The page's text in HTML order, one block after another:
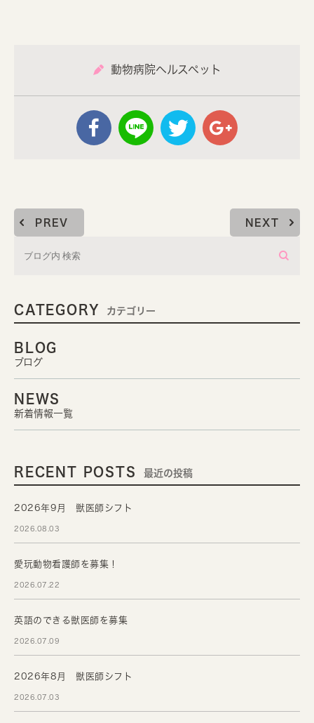
動物病院ヘルスペット
PREV NEXT
CATEGORY カテゴリー
BLOG
ブログ
NEWS
新着情報一覧
RECENT POSTS 最近の投稿
2026年9月 獣医師シフト
2026.08.03
愛玩動物看護師を募集！
2026.07.22
英語のできる獣医師を募集
2026.07.09
2026年8月 獣医師シフト
2026.07.03